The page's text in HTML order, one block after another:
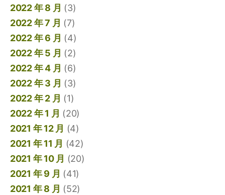
2022 年 8 月 (3)
2022 年 7 月 (7)
2022 年 6 月 (4)
2022 年 5 月 (2)
2022 年 4 月 (6)
2022 年 3 月 (3)
2022 年 2 月 (1)
2022 年 1 月 (20)
2021 年 12 月 (4)
2021 年 11 月 (42)
2021 年 10 月 (20)
2021 年 9 月 (41)
2021 年 8 月 (52)